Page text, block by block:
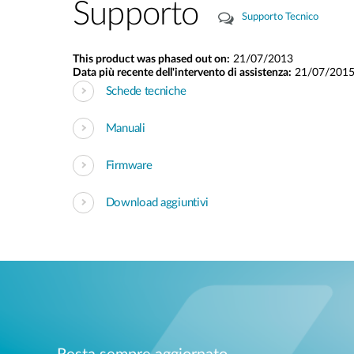
Supporto Supporto Tecnico
This product was phased out on: 21/07/2013
Data più recente dell'intervento di assistenza: 21/07/2015
Schede tecniche
Manuali
Firmware
Download aggiuntivi